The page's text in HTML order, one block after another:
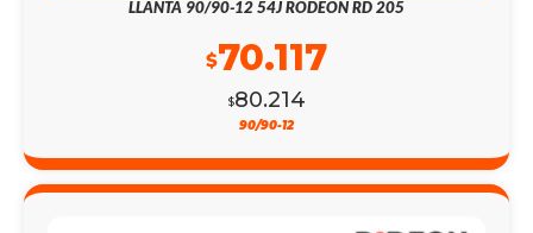
LLANTA 90/90-12 54J RODEON RD 205
$80.214
$70.117
90/90-12